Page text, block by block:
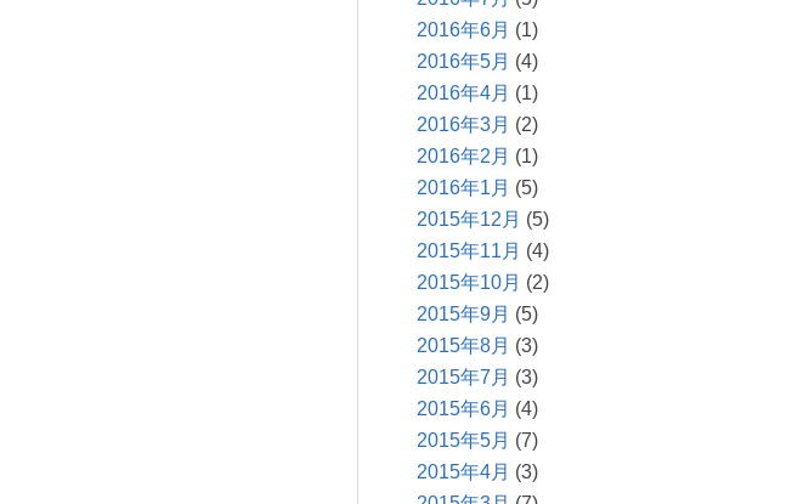
2016年6月 (1)
2016年5月 (4)
2016年4月 (1)
2016年3月 (2)
2016年2月 (1)
2016年1月 (5)
2015年12月 (5)
2015年11月 (4)
2015年10月 (2)
2015年9月 (5)
2015年8月 (3)
2015年7月 (3)
2015年6月 (4)
2015年5月 (7)
2015年4月 (3)